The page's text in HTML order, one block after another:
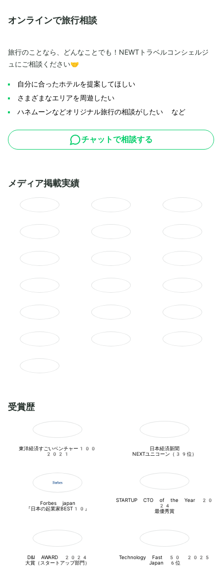
オンラインで旅行相談
旅行のことなら、どんなことでも！NEWTトラベルコンシェルジ
ュにご相談ください🤝
自分に合ったホテルを提案してほしい
さまざまなエリアを周遊したい
ハネムーンなどオリジナル旅行の相談がしたい など
チャットで相談する
メディア掲載実績
受賞歴
東洋経済すごいベンチャー100
2021
日本経済新聞
NEXTユニコーン（39位）
Forbes japan
『日本の起業家BEST10』
STARTUP CTO of the Year 20
24
最優秀賞
D&I AWARD 2024
大賞（スタートアップ部門）
Technology Fast 50 2025
Japan 6位